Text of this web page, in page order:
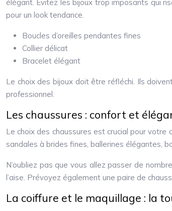
élégant. Évitez les bijoux trop imposants qui
pour un look tendance.
Boucles d’oreilles pendantes fines
Collier délicat
Bracelet élégant
Le choix des bijoux doit être réfléchi. Ils
professionnel.
Les chaussures : confort et
Le choix des chaussures est crucial pour
sandales à brides fines, ballerines élégantes,
N’oubliez pas que vous allez passer de
l’aise. Prévoyez également une paire de
La coiffure et le maquillage : la